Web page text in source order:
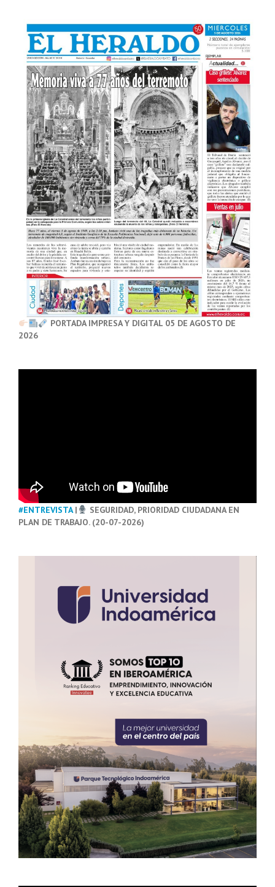
PORTADA IMPRESA Y DIGITAL 05 DE AGOSTO DE
2026
#ENTREVISTA|
SEGURIDAD, PRIORIDAD CIUDADANA EN
PLAN DE TRABAJO. (20-07-2026)